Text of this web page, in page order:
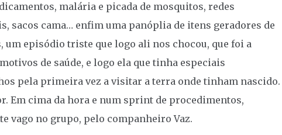
malária e picada de mosquitos, redes
sacos cama… enfim uma panóplia de itens geradores de
um episódio triste que logo ali nos chocou, que foi a
de saúde, e logo ela que tinha especiais
pela primeira vez a visitar a terra onde tinham nascido.
Em cima da hora e num sprint de procedimentos,
vago no grupo, pelo companheiro Vaz.